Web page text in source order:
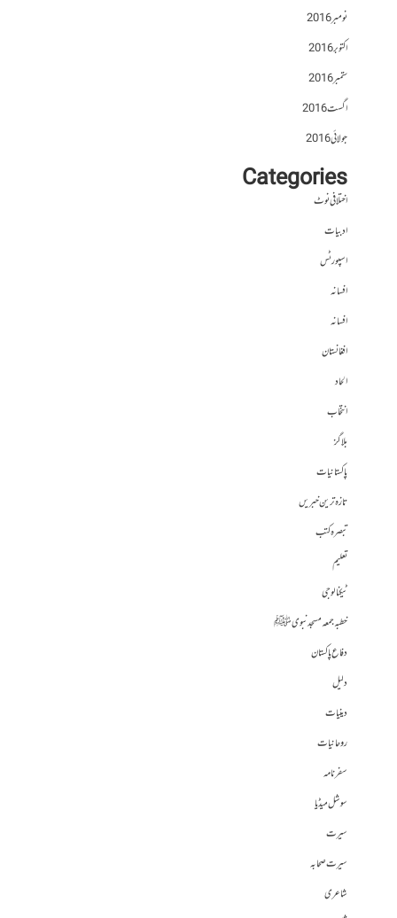
نومبر 2016
اکتوبر 2016
ستمبر 2016
اگست 2016
جولائی 2016
Categories
اختلافی نوٹ
ادبیات
اسپورٹس
افسانہ
افسانہ
افغانستان
الحاد
انتخاب
بلاگز
پاکستانیات
تازہ ترین خبریں
تبصرہ کتب
تعلیم
ٹیکنالوجی
خطبہ جمعہ مسجد نبوی ﷺ
دفاع پاکستان
دلیل
دینیات
روحانیات
سفرنامہ
سوشل میڈیا
سیرت
سیرت صحابہ
شاعری